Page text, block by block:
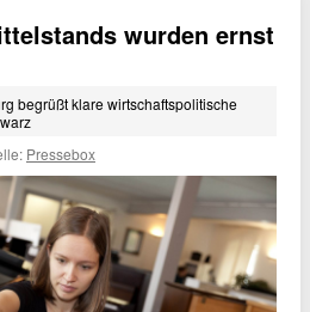
wurden ernst
begrüßt klare wirtschaftspolitische
Pressebox